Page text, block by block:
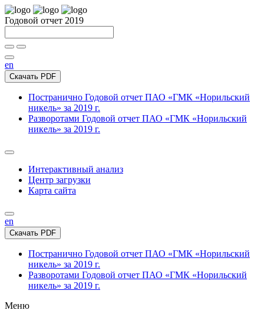
Годовой отчет 2019
en
Скачать PDF
Постранично Годовой отчет ПАО «ГМК «Норильский
никель» за 2019 г.
Разворотами Годовой отчет ПАО «ГМК «Норильский
никель» за 2019 г.
Интерактивный анализ
Центр загрузки
Карта сайта
en
Скачать PDF
Постранично Годовой отчет ПАО «ГМК «Норильский
никель» за 2019 г.
Разворотами Годовой отчет ПАО «ГМК «Норильский
никель» за 2019 г.
Меню